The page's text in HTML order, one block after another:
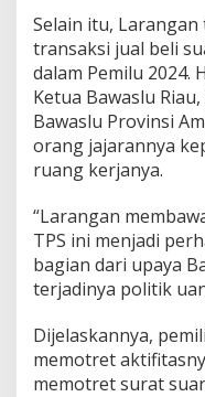
Selain itu,
transaksi jual beli
dalam Pemilu 2024.
Ketua Bawaslu
Bawaslu Provinsi
orang jajarannya
ruang kerjanya.
“Larangan
TPS ini menjadi
bagian dari upaya
terjadinya politik
Dijelaskannya,
memotret
memotret surat